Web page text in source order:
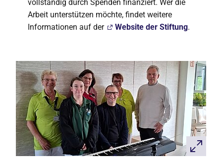
vollständig durch Spenden finanziert. Wer die
Arbeit unterstützen möchte, findet weitere
Informationen auf der
Website der Stiftung.